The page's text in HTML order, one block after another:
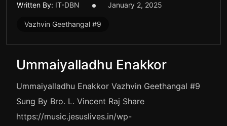
Written By: IT-DBN January 2, 2025
Vazhvin Geethangal #9
Ummaiyalladhu Enakkor
Ummaiyalladhu Enakkor Vazhvin Geethangal #9
Sung By Bro. L. Vincent Raj Share
https://music.jesuslives.in/wp-